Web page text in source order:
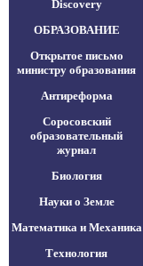
Discovery
ОБРАЗОВАНИЕ
Открытое письмо
министру образования
Антиреформа
Соросовский
образовательный
журнал
Биология
Науки о Земле
Математика и Механика
Технология